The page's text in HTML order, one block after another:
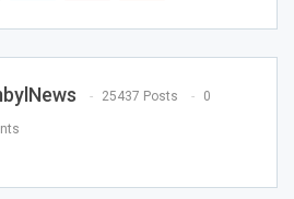
25437 Posts 0